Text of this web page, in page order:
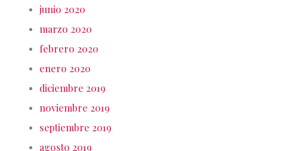
junio 2020
marzo 2020
febrero 2020
enero 2020
diciembre 2019
noviembre 2019
septiembre 2019
agosto 2019